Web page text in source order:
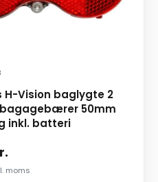
H-Vision baglygte 2
50mm
inkl. batteri
moms